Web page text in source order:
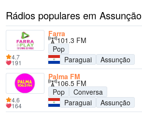
Rádios populares em Assunção
Farra
101.3 FM
Pop
Paraguai
Assunção
4.7
191
Palma FM
106.5 FM
Pop
Conversa
Paraguai
Assunção
4.6
164